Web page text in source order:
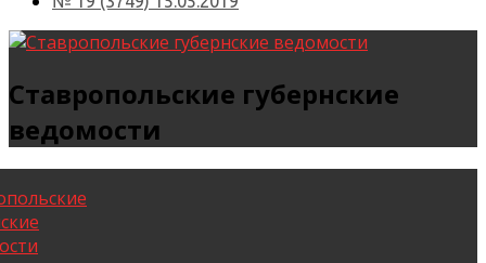
Ставропольские губернские
ведомости